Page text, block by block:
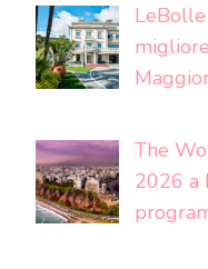
The
2026 a